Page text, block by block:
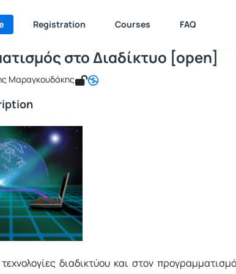
Registration Courses FAQ
Προγραμματισμός στο Διαδίκτυο [open]
στο Διαδίκτυο
: ICSD129
στο Διαδίκτυο [open]
Μαραγκουδάκης
διαδικτύου και στον